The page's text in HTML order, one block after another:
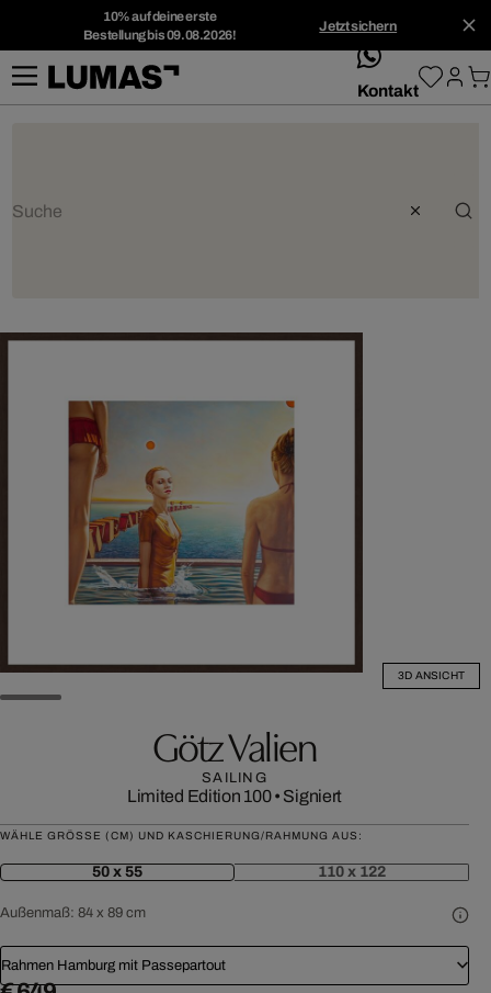
10% auf deine erste
Bestellung bis 09.08.2026!
Jetzt sichern
whatsApp
Kontakt
3D ANSICHT
Götz Valien
SAILING
Limited Edition 100• Signiert
WÄHLE GRÖSSE (CM) UND KASCHIERUNG/RAHMUNG AUS:
50 x 55 110 x 122
Außenmaß: 84 x 89 cm
Rahmen Hamburg mit Passepartout